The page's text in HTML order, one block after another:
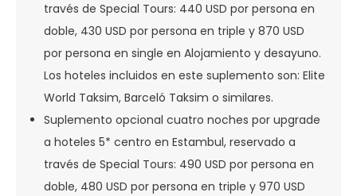
través de Special Tours: 440 USD por persona en
doble, 430 USD por persona en triple y 870 USD
por persona en single en Alojamiento y desayuno.
Los hoteles incluidos en este suplemento son: Elite
World Taksim, Barceló Taksim o similares.
Suplemento opcional cuatro noches por upgrade
a hoteles 5* centro en Estambul, reservado a
través de Special Tours: 490 USD por persona en
doble, 480 USD por persona en triple y 970 USD